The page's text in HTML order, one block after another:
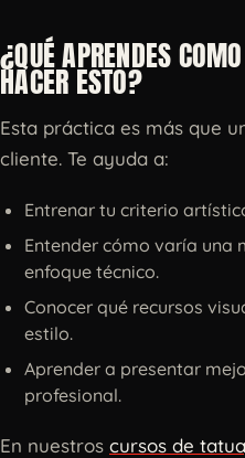
¿QUÉ APRENDES
HACER ESTO?
Esta práctica es más que
cliente. Te ayuda a:
Entrenar tu criterio
Entender cómo varía una
enfoque técnico.
Conocer qué recursos
estilo.
Aprender a presentar
profesional.
En nuestros cursos de